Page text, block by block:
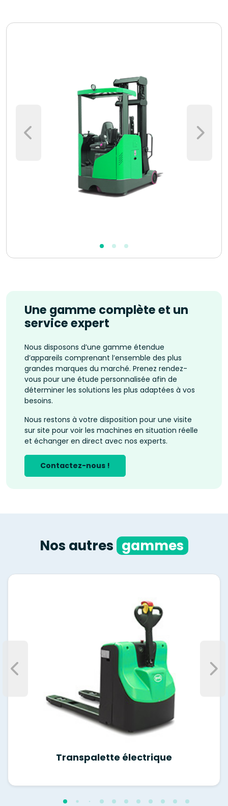
Une gamme complète et un
service expert
Nous disposons d’une gamme étendue
d’appareils comprenant l’ensemble des plus
grandes marques du marché. Prenez rendez-
vous pour une étude personnalisée afin de
déterminer les solutions les plus adaptées à vos
besoins.
Nous restons à votre disposition pour une visite
sur site pour voir les machines en situation réelle
et échanger en direct avec nos experts.
Contactez-nous !
Nos autres gammes
Transpalette électrique